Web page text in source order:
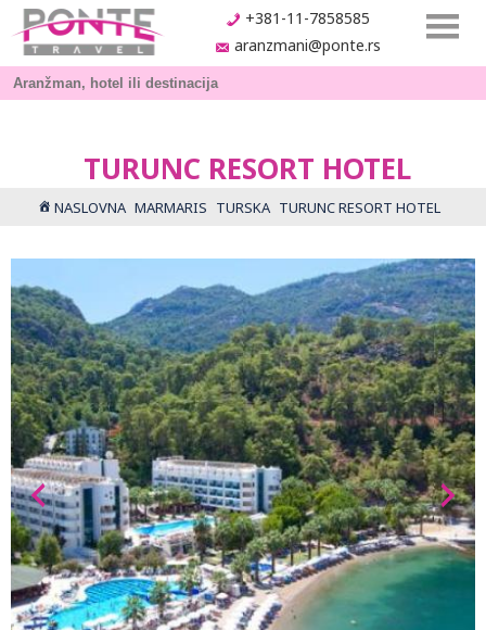
+381-11-7858585
aranzmani@ponte.rs
TURUNC RESORT HOTEL
NASLOVNA MARMARIS TURSKA TURUNC RESORT HOTEL